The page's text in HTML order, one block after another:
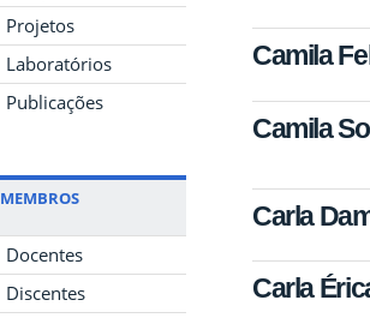
Projetos
Laboratórios
Publicações
MEMBROS
Docentes
Discentes
Camila
Camila
Carla
Carla